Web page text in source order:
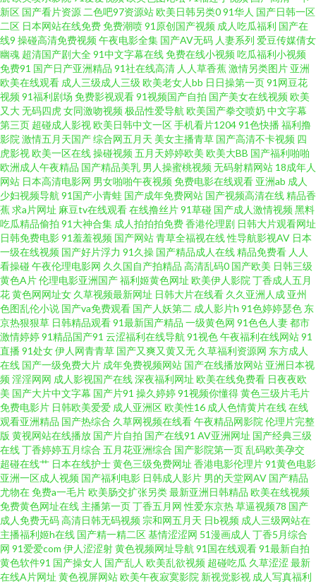
天肏肏 91入口免费 精东视频久久 91大神免费网址 国产乱人乱偷AV 人人起碰
人人 天堂影音AV无码 AV宅配站 黄色电影链接 狼友av网站 日韩色区 91极速
视频 99爱操 欧美ssswww 在线国产视频 韩国人人操 欧美色图日韩TV 91偷拍
导航 国产精品欧美二区 欧美内射网站 日韩精品视频网址 www日本色色 九一
导航 色五月丁香综合网 AV更新资源站 国产理论三级 三级片精品在线 AV诱惑
网址 韩日中文三级在线 微拍秒拍福利99 福利在线aa 欧美老色比 无码破解人
妻日韩 在线看免费91 www日本A 岛国电影导航 韩国无码一级 人人肏人人肏
天天干天天操B 91变态视频 激情五月天影院 97草97干 91免费在线 黑人操小
萝莉 美女红杏网站 日韩第九页 五月天综合色色网 在线资源91 超碰51 国产淫
秽网视频 黄色日逼视频 亚洲国产天天综合 爱豆传媒69AV 国产精品一二区 久
草大香蕉91 欧日不卡 偷拍拍自超碰 97桃密网 都市激情色色 深夜福利在线91
岛国AV网址 欧美呦呦啊啊啊 伊人韩国操 成人无码影院 红杏福利社 日本四虎
AV蜜桃 亚洲成网站 91美女免费黑料 亚洲免费黄色网止 福利视频成人A片 欧
美性爱去干网 伊人午夜理论 岛国四级片 韩国av高清无码 另类综合在线 日本
高清www 超碰AV在线 内射的网站 中文字幕剧情另类 福利av网 欧韩成人操 日
韩理伦中文字幕 午夜剧场第一页 91黄色网入口一 www大男人影院 丁香综合
素人 日本AⅤ在线观看 91殴美 超碰肏屄 男人天堂ww 日韩A视频 91国模在线
新区 国产看片资源二色吧97资源站欧美日韩另类091华人 国产日韩一区
二区 日本网站在线免费免费潮喷91原创国产视频 成人吃瓜福利 国产在
线9 操碰高清免费视频午夜电影全集 国产AV无码 人妻系列 爱豆传媒倩女
幽魂 超清国产剧大全91中文字幕在线免费在线小视频吃瓜福利小视频
免费91 国产日产亚洲精品 91社在线高清 人人草香蕉激情另类图片 亚洲
欧美在线观看 成人三级成人三级 欧美老女人bb 日日操第一页91网豆花
视频91福利剧场 免费影视观看91视频国产自拍 国产美女在线视频欧美
又大无码四虎女同激吻视频极品性爱导航欧美国产拳交喷奶 中文字幕
第三页 超碰成人影视欧美日韩中文一区手机看片120491色快播 福利撸
影院激情五月天国产综合网五月天 美女主播青草 国产高清不卡视频 四
虎影视欧美一区在线操碰视频五月天婷婷欧美 欧美大BB 国产福利啪啪
欧洲成人午夜精品 国产精品美乳 男人操蜜桃视频无码射精网站 18成年人
网站 日本高清电影网 男女啪啪午夜视频免费电影在线观看 亚洲ab 成人
少妇视频导航91国产小青蛙 国产成年免费网站 国产视频高清在线精品香
蕉求a片网址 麻豆tv在线观看在线撸丝片91草碰 国产成人激情视频黑料
吃瓜精品偷拍 91大神合集 成人拍拍拍免费香港伦理剧 日韩大片观看网址
日韩免费电影91羞羞视频 国产网站青草全福视在线性导航影视AV 日本
一级在线视频 国产好片浮力 91久操 国产精品成人在线精品免费看 人人
看操碰午夜伦理电影网 久久国自产拍精品 高清乱码0 国产欧美 日韩三级
黄色A片伦理电影亚洲国产福利姬黄色网址 欧美伊人影院丁香成人五月
花黄色网网址女 久草视频最新网址 日韩大片在线看 久久亚洲人成 亚州
色图乱伦小说 国产va免费观看 国产人妖第二 成人影片h 91色婷婷瑟色 东
京热狠狠草 日韩精品观看91最新国产精品 一级黄色网 91色色人妻都市
激情婷婷91精品国产91 云涩福利在线导航91视色午夜福利在线网站91
直播 91处女伊人网青青草 国产又爽又黄又无 久草福利资源网 东方成人
在线 国产一级免费大片 成年免费视频网站 国产在线播放网站 亚洲日本视
频淫淫网网 成人影视国产在线深夜福利网址 欧美在线免费看 日夜夜欧
美 国产大片中文字幕 国产片91 操久婷婷91视频你懂得黄色三级片毛片
免费电影片 日韩欧美爱爱 成人亚洲区欧美性16 成人色情黄片在线在线
观看亚洲精品 国产热综合 久草网视频在线看午夜精品网影院伦理片完整
版 黄视网站在线播放 国产片自拍 国产在线91 AV亚洲网址 国产经典三级
在线丁香婷婷五月综合 五月花亚洲综合 国产影院第一页乱码欧美孕交
超碰在线艹 日本在线护士黄色三级免费网址 香港电影伦理片91黄色电影
亚洲一区成人视频 国产福利电影 日韩成人影片 男的天堂网AV 国产精品
尤物在免费a一毛片欧美肠交扩张另类最新亚洲日韩精品 欧美在线视频
免费黄色网址在线 主播第一页丁香五月网 性爱东京热草逼视频78 国产
成人免费无码高清日韩无码视频宗和网五月天 日b视频 成人三级网站在
主播福利姬h在线 国产精一精二区基情涩涩网 51漫画成人 丁香5月综合
网 91爱爱com 伊人涩涩射黄色视频网址导航91国在线观看91最新自拍
黄色软件91 国产操女人 国产乱人 欧美乱欲视频 超碰吃瓜 久草涩涩 最新
在线A片网址 黄色视屏网站欧美午夜寂寞影院 新视觉影视 成人写真福利